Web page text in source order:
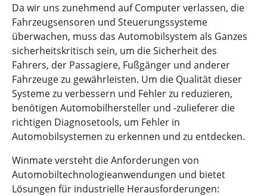
Da wir uns zunehmend auf Computer verlassen, die
Fahrzeugsensoren und Steuerungssysteme
überwachen, muss das Automobilsystem als Ganzes
sicherheitskritisch sein, um die Sicherheit des
Fahrers, der Passagiere, Fußgänger und anderer
Fahrzeuge zu gewährleisten. Um die Qualität dieser
Systeme zu verbessern und Fehler zu reduzieren,
benötigen Automobilhersteller und -zulieferer die
richtigen Diagnosetools, um Fehler in
Automobilsystemen zu erkennen und zu entdecken.
Winmate versteht die Anforderungen von
Automobiltechnologieanwendungen und bietet
Lösungen für industrielle Herausforderungen: